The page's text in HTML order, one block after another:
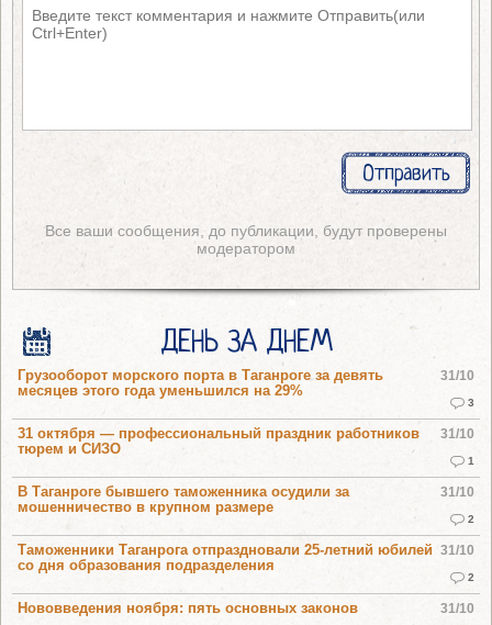
Все ваши сообщения, до публикации, будут проверены
модератором
ДЕНЬ ЗА ДНЕМ
31/10
3
Грузооборот морского порта в Таганроге за девять
месяцев этого года уменьшился на 29%
31/10
1
31 октября — профессиональный праздник работников
тюрем и СИЗО
31/10
2
В Таганроге бывшего таможенника осудили за
мошенничество в крупном размере
31/10
2
Таможенники Таганрога отпраздновали 25-летний юбилей
со дня образования подразделения
31/10
Нововведения ноября: пять основных законов